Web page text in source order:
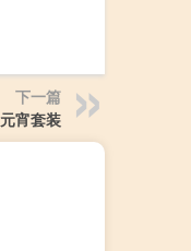
下一篇
宵套装